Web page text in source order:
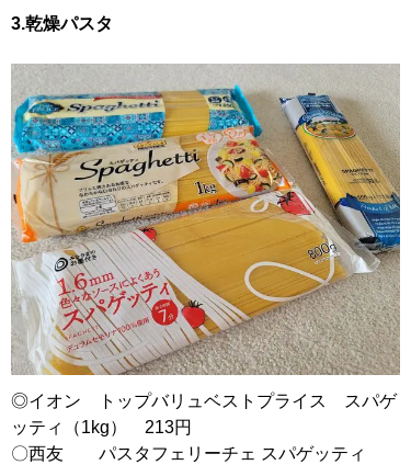
3.乾燥パスタ
◎イオン トップバリュベストプライス スパゲ
ッティ（1kg） 213円
〇西友 パスタフェリーチェ スパゲッティ